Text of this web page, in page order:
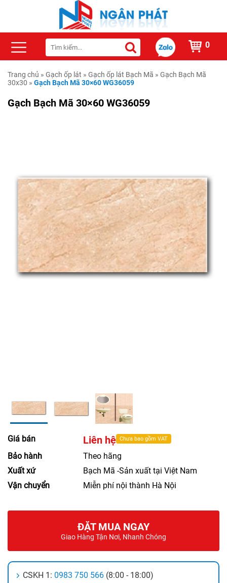
0
Trang chủ » Gạch ốp lát » Gạch ốp lát Bạch Mã » Gạch Bạch Mã
30x30 » Gạch Bạch Mã 30×60 WG36059
Gạch Bạch Mã 30×60 WG36059
Giá bán Liên hệ Chưa bao gồm VAT
Bảo hành
Theo hãng
Xuất xứ
Bạch Mã -Sản xuất tại Việt Nam
Vận chuyển
Miễn phí nội thành Hà Nội
ĐẶT MUA NGAY
Giao Hàng Tận Nơi, Nhanh Chóng
CSKH 1: 0983 750 566 (8:00 - 18:00)